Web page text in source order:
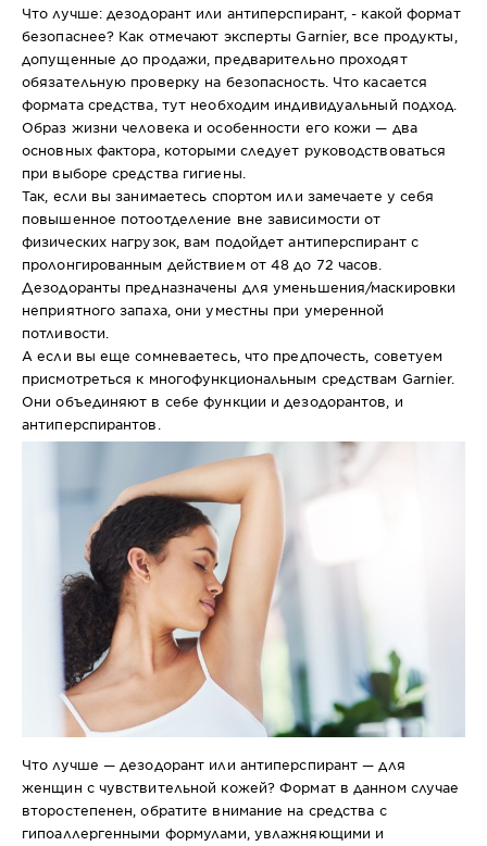
Что лучше: дезодорант или антиперспирант, - какой формат
безопаснее? Как отмечают эксперты Garnier, все продукты,
допущенные до продажи, предварительно проходят
обязательную проверку на безопасность. Что касается
формата средства, тут необходим индивидуальный подход.
Образ жизни человека и особенности его кожи — два
основных фактора, которыми следует руководствоваться
при выборе средства гигиены.
Так, если вы занимаетесь спортом или замечаете у себя
повышенное потоотделение вне зависимости от
физических нагрузок, вам подойдет антиперспирант с
пролонгированным действием от 48 до 72 часов.
Дезодоранты предназначены для уменьшения/маскировки
неприятного запаха, они уместны при умеренной
потливости.
А если вы еще сомневаетесь, что предпочесть, советуем
присмотреться к многофункциональным средствам Garnier.
Они объединяют в себе функции и дезодорантов, и
антиперспирантов.
Что лучше — дезодорант или антиперспирант — для
женщин с чувствительной кожей? Формат в данном случае
второстепенен, обратите внимание на средства с
гипоаллергенными формулами, увлажняющими и